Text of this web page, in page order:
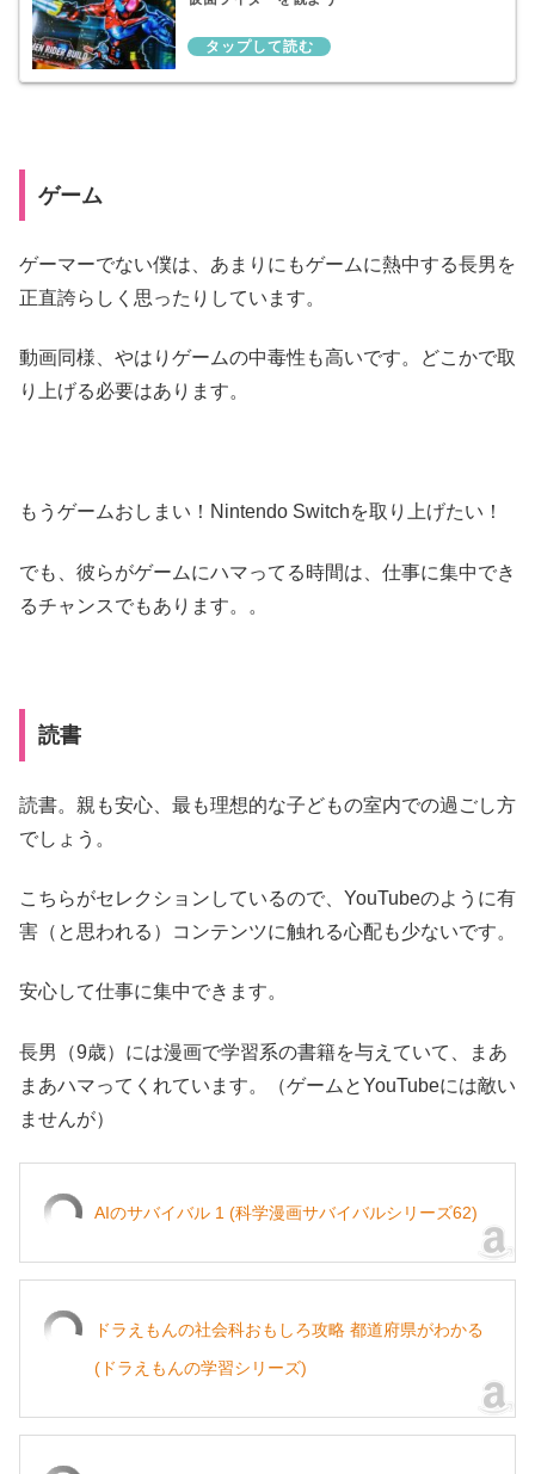
ゲーム
ゲーマーでない僕は、あまりにもゲームに熱中する長男を
正直誇らしく思ったりしています。
動画同様、やはりゲームの中毒性も高いです。どこかで取
り上げる必要はあります。
もうゲームおしまい！Nintendo Switchを取り上げたい！
でも、彼らがゲームにハマってる時間は、仕事に集中でき
るチャンスでもあります。。
読書
読書。親も安心、最も理想的な子どもの室内での過ごし方
でしょう。
こちらがセレクションしているので、YouTubeのように有
害（と思われる）コンテンツに触れる心配も少ないです。
安心して仕事に集中できます。
長男（9歳）には漫画で学習系の書籍を与えていて、まあ
まあハマってくれています。（ゲームとYouTubeには敵い
ませんが）
AIのサバイバル 1 (科学漫画サバイバルシリーズ62)
ドラえもんの社会科おもしろ攻略 都道府県がわかる
(ドラえもんの学習シリーズ)